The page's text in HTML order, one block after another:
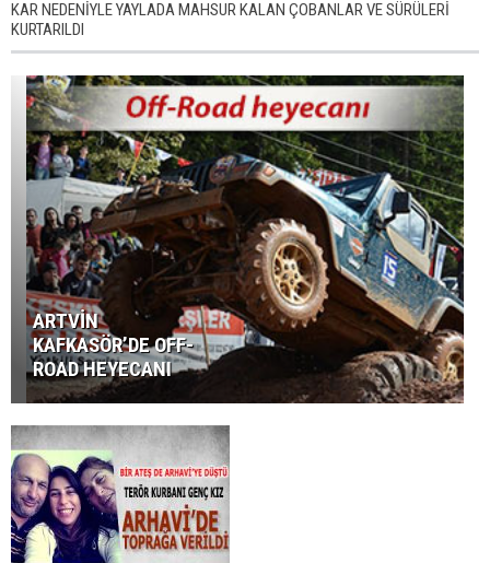
KAR NEDENİYLE YAYLADA MAHSUR KALAN ÇOBANLAR VE SÜRÜLERİ
KURTARILDI
ARTVİN
KAFKASÖR’DE OFF-
ROAD HEYECANI